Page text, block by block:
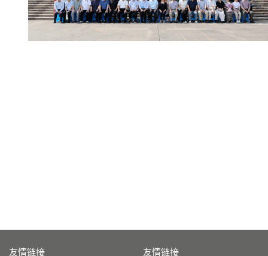
友情链接 友情链接